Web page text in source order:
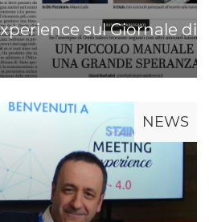
sul Giornale di
NEWS